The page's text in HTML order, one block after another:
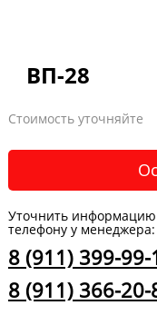
ВП-28
Стоимость уточняйте
Уточнить
телефону у менеджера:
8 (911) 399-99-
8 (911) 366-20-